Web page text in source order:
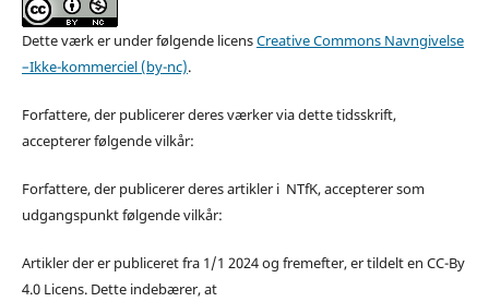
Dette værk er under følgende licensCreative Commons Navngivelse
–Ikke-kommerciel (by-nc).
Forfattere, der publicerer deres værker via dette tidsskrift,
accepterer følgende vilkår:
Forfattere, der publicerer deres artikler i NTfK, accepterer som
udgangspunkt følgende vilkår:
Artikler der er publiceret fra 1/1 2024 og fremefter, er tildelt en CC-By
4.0 Licens. Dette indebærer, at